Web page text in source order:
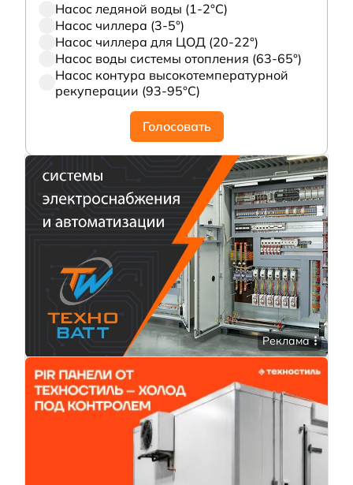
Насос ледяной воды (1-2°С)
Насос чиллера (3-5°)
Насос чиллера для ЦОД (20-22°)
Насос воды системы отопления (63-65°)
Насос контура высокотемпературной
рекуперации (93-95°С)
Голосовать
Реклама